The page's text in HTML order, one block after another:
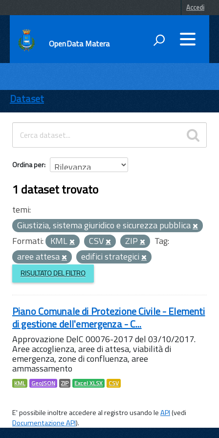
Accedi
OpenData Matera
ENTI
TEMI
INFORMAZIONI
Dataset
Ordina per
1 dataset trovato
temi:
Giustizia, sistema giuridico e sicurezza pubblica
Formati: KML CSV ZIP
Tag:
aree attesa
edifici strategici
RISULTATO DEL FILTRO
Piano Comunale di Protezione Civile - Elementi
di gestione dell'emergenza - C...
Approvazione DelC 00076-2017 del 03/10/2017.
Aree accoglienza, aree di attesa, viabilità di
emergenza, zone di confluenza, aree
ammassamento
KML GeoJSON ZIP Excel XLSX CSV
E' possibile inoltre accedere al registro usando leAPI(vedi
Documentazione API).